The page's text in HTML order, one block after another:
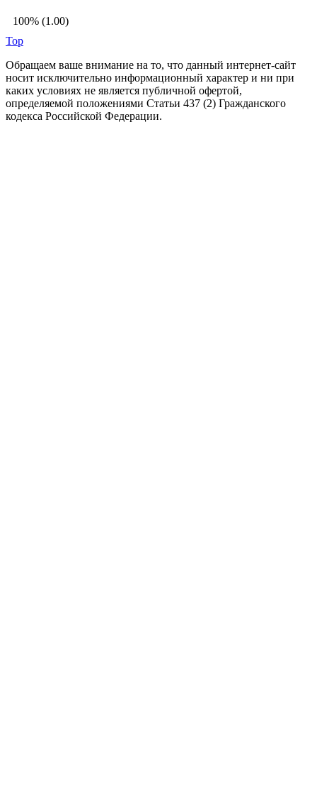
100% (1.00)
Top
Обращаем ваше внимание на то, что данный интернет-сайт
носит исключительно информационный характер и ни при
каких условиях не является публичной офертой,
определяемой положениями Статьи 437 (2) Гражданского
кодекса Российской Федерации.